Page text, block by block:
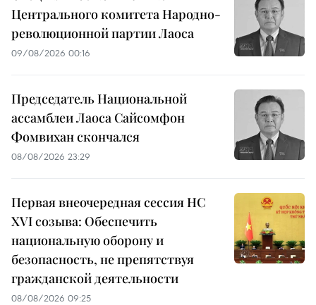
Центрального комитета Народно-
революционной партии Лаоса
09/08/2026 00:16
Председатель Национальной
ассамблеи Лаоса Сайсомфон
Фомвихан скончался
08/08/2026 23:29
Первая внеочередная сессия НС
XVI созыва: Обеспечить
национальную оборону и
безопасность, не препятствуя
гражданской деятельности
08/08/2026 09:25